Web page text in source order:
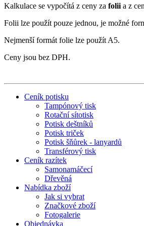
Kalkulace se vypočítá z ceny za folii a z
Folii lze použít pouze jednou, je možné
Nejmenší formát folie lze použít A5.
Ceny jsou bez DPH.
Ceník potisku
Tampónový tisk
Rotační sítotisk
Potisk deštníků
Potisk triček
Potisk šňůrek - lanyardů
Transférový tisk
Ceník razítek
Samonamáčecí
Dřevěná
Nabídka zboží
Jak si vybrat
Značkové zboží
Fotogalerie
Objednávka